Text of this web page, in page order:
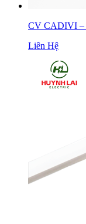
CV CADIVI –
Liên Hệ